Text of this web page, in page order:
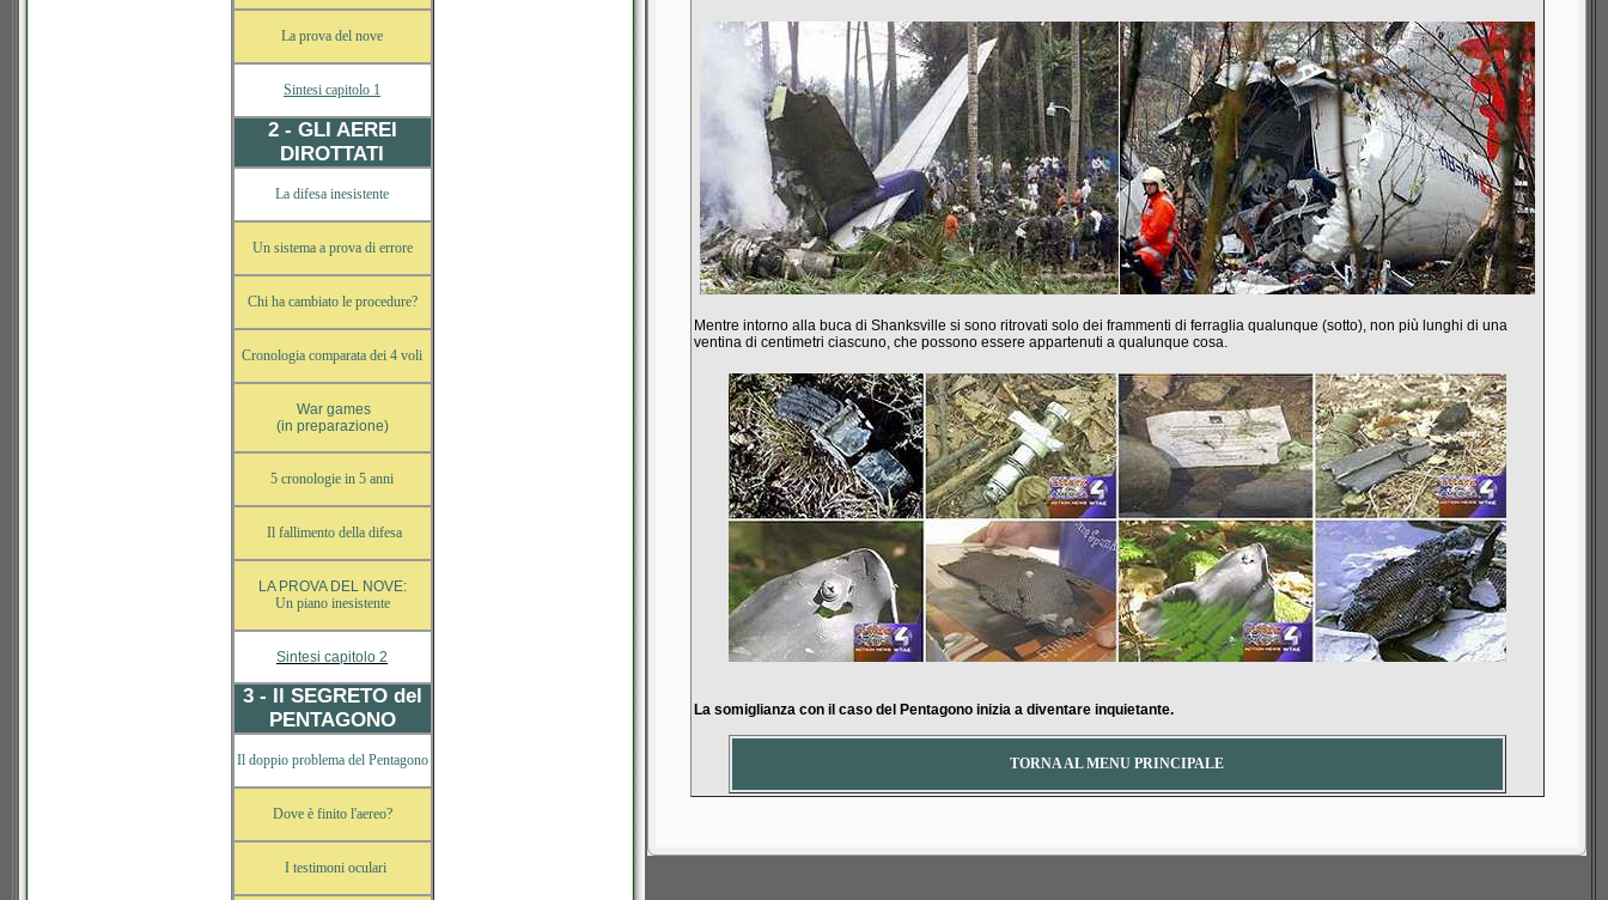
La prova del nove
Sintesi capitolo 1
2 - GLI AEREI
DIROTTATI
La difesa inesistente
Un sistema a prova di errore
Chi ha cambiato le procedure?
Cronologia comparata dei 4 voli
War games
(in preparazione)
5 cronologie in 5 anni
Il fallimento della difesa
LA PROVA DEL NOVE:
Un piano inesistente
Sintesi capitolo 2
3 - Il SEGRETO del
PENTAGONO
Il doppio problema del Pentagono
Dove è finito l'aereo?
I testimoni oculari
Mentre intorno alla buca di Shanksville si sono ritrovati solo dei frammenti di ferraglia qualunque (sotto), non più lunghi di una
ventina di centimetri ciascuno, che possono essere appartenuti a qualunque cosa.
La somiglianza con il caso del Pentagono inizia a diventare inquietante.
TORNA AL MENU PRINCIPALE